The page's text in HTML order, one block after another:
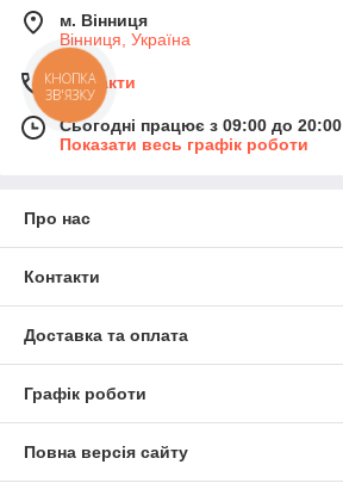
м. Вінниця
Вінниця, Україна
Контакти
Сьогодні працює з 09:00 до 20:00
Показати весь графік роботи
Про нас
Контакти
Доставка та оплата
Графік роботи
Повна версія сайту
КНОПКА
ЗВ'ЯЗКУ